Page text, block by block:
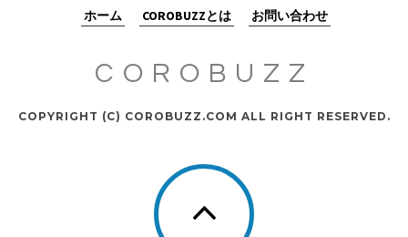
ホーム COROBUZZとは お問い合わせ
COROBUZZ
COPYRIGHT (C) COROBUZZ.COM ALL RIGHT RESERVED.